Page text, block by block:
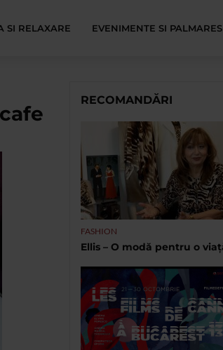
SI RELAXARE EVENIMENTE SI PALMARES
RECOMANDĂRI
FASHION
Ellis – O modă pentru o